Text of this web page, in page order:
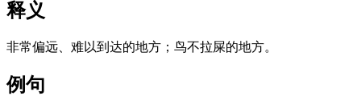
释义
非常偏远、难以到达的地方；鸟不拉屎的地方。
例句